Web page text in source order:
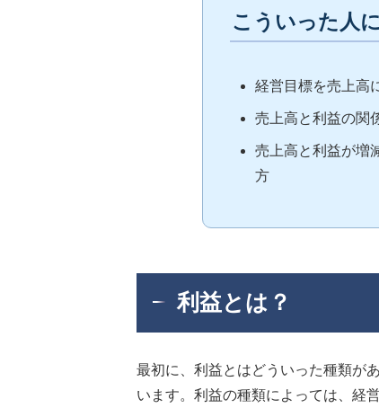
こういった人
経営目標を売上高
売上高と利益の関
売上高と利益が増
方
利益とは？
最初に、利益とはどういった種類が
います。利益の種類によっては、経